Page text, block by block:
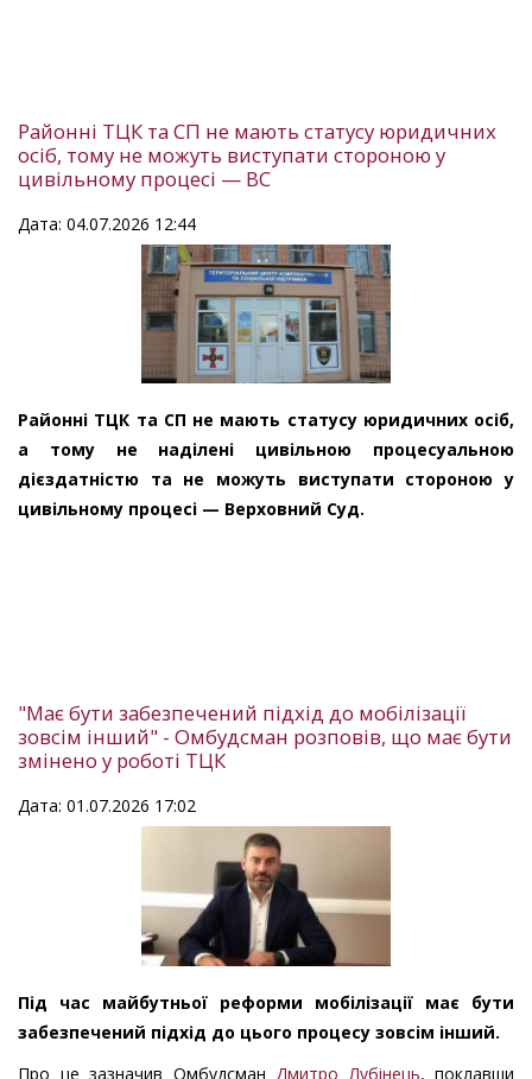
Районні ТЦК та СП не мають статусу юридичних
осіб, тому не можуть виступати стороною у
цивільному процесі — ВС
Дата: 04.07.2026 12:44
Районні ТЦК та СП не мають статусу юридичних осіб,
а тому не наділені цивільною процесуальною
дієздатністю та не можуть виступати стороною у
цивільному процесі — Верховний Суд.
"Має бути забезпечений підхід до мобілізації
зовсім інший" - Омбудсман розповів, що має бути
змінено у роботі ТЦК
Дата: 01.07.2026 17:02
Під час майбутньої реформи мобілізації має бути
забезпечений підхід до цього процесу зовсім інший.
Про це зазначив Омбудсман Дмитро Лубінець, поклавши